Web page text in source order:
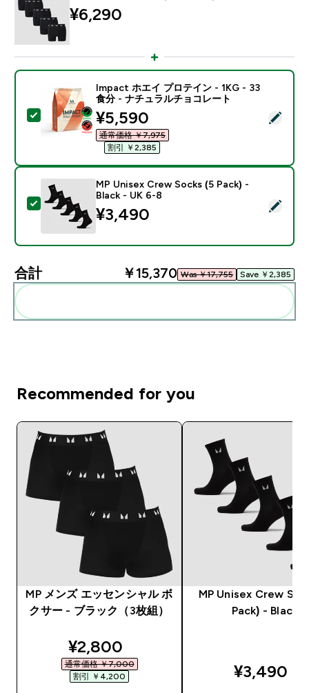
¥6,290‎
この商品を選択 - Impact ホエイ プロテイン - 1KG -
Impact ホエイ プロテイン - 1KG - 33
食分 - ナチュラルチョコレート
discounted price
¥5,590‎
通常価格 ￥7,975‎
割引 ￥2,385‎
この商品を選択 - MP Unisex Crew Socks (5 Pack) -
MP Unisex Crew Socks (5 Pack) -
Black - UK 6-8
¥3,490‎
合計 ￥15,370‎ Was ￥17,755‎ Save ￥2,385‎
Recommended for you
MP メンズ エッセンシャル ボ
クサー - ブラック（3枚組）
discounted price
¥2,800‎
通常価格 ￥7,000‎
割引 ￥4,200‎
MP Unisex Crew
Pack) - Black
¥3,490‎